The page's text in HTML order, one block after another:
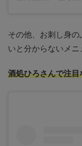
その他、お刺し身
いと分からないメニ
酒処ひろさんで注